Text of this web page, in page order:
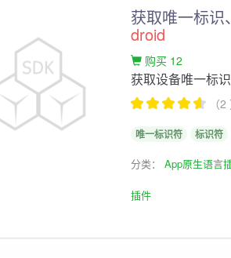
获取唯一标识
droid
购买 12
获取设备唯一标
（
唯一标识符 标识符
分类：App原生语言
插件